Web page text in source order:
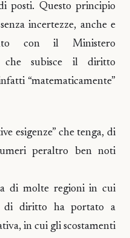
posti. Questo principio
incertezze, anche e
con il Ministero
che subisce il diritto
“matematicamente”
esigenze” che tenga, di
peraltro ben noti
di molte regioni in cui
di diritto ha portato a
in cui gli scostamenti